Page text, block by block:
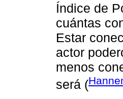
Índice de
cuántas
Estar
actor
menos
será (